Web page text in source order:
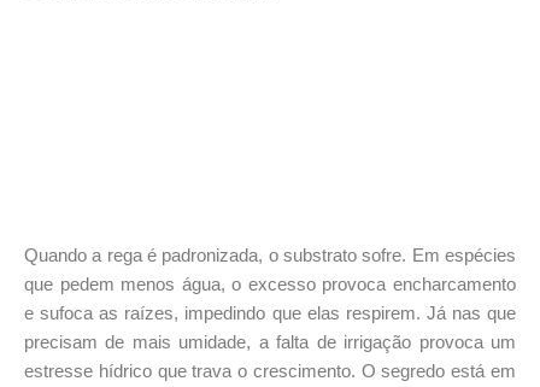
Quando a rega é padronizada, o substrato sofre. Em espécies
que pedem menos água, o excesso provoca encharcamento
e sufoca as raízes, impedindo que elas respirem. Já nas que
precisam de mais umidade, a falta de irrigação provoca um
estresse hídrico que trava o crescimento. O segredo está em